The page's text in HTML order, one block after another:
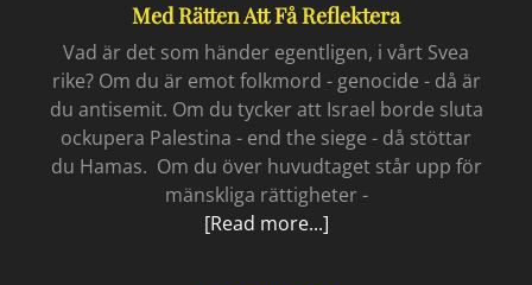
train
Med Rätten Att Få Reflektera
Vad är det som händer egentligen, i vårt Svea
rike? Om du är emot folkmord - genocide - då är
du antisemit. Om du tycker att Israel borde sluta
ockupera Palestina - end the siege - då stöttar
du Hamas. Om du över huvudtaget står upp för
mänskliga rättigheter -
[Read more...]Med